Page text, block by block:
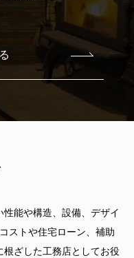
能や構造、設備、デザイ
コストや住宅ローン、補助
根ざした工務店としてお役